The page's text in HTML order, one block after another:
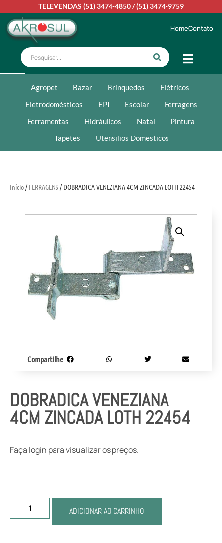
TELEVENDAS (51) 3474-4850/(51) 3474-9759
HomeContato
Agropet Bazar Brinquedos
Elétricos
Eletrodomésticos
EPI Escolar
Ferragens
Ferramentas
Hidráulicos Natal
Pintura
Tapetes
Utensílios Domésticos
Início/ FERRAGENS/ DOBRADICA VENEZIANA 4CM ZINCADA LOTH 22454
DOBRADICA VENEZIANA
4CM ZINCADA LOTH 22454
Faça login para visualizar os preços.
ADICIONAR AO CARRINHO
Compartilhe